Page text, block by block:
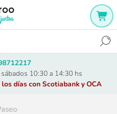
10:30 a 14:30 hs
días con Scotiabank y OCA